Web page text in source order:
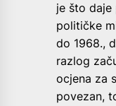
je što daje
političke
do 1968.,
razlog
ocjena za
povezan,